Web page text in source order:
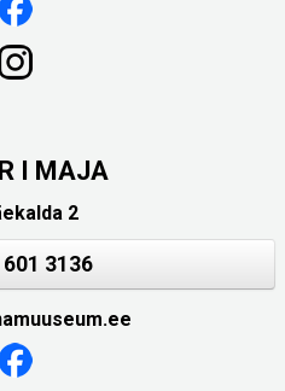
I MAJA
2
3136